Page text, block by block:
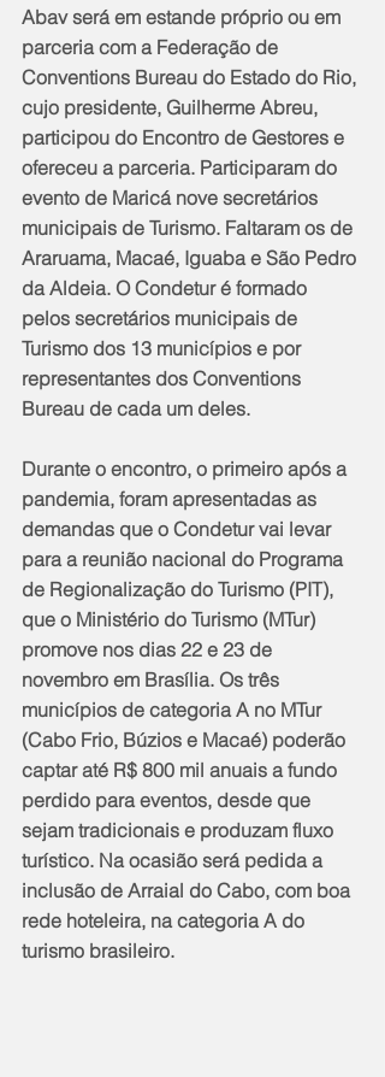
Abav será em estande próprio ou em
parceria com a Federação de
Conventions Bureau do Estado do Rio,
cujo presidente, Guilherme Abreu,
participou do Encontro de Gestores e
ofereceu a parceria. Participaram do
evento de Maricá nove secretários
municipais de Turismo. Faltaram os de
Araruama, Macaé, Iguaba e São Pedro
da Aldeia. O Condetur é formado
pelos secretários municipais de
Turismo dos 13 municípios e por
representantes dos Conventions
Bureau de cada um deles.
Durante o encontro, o primeiro após a
pandemia, foram apresentadas as
demandas que o Condetur vai levar
para a reunião nacional do Programa
de Regionalização do Turismo (PIT),
que o Ministério do Turismo (MTur)
promove nos dias 22 e 23 de
novembro em Brasília. Os três
municípios de categoria A no MTur
(Cabo Frio, Búzios e Macaé) poderão
captar até R$ 800 mil anuais a fundo
perdido para eventos, desde que
sejam tradicionais e produzam fluxo
turístico. Na ocasião será pedida a
inclusão de Arraial do Cabo, com boa
rede hoteleira, na categoria A do
turismo brasileiro.